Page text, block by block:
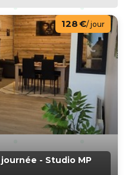
- Studio MP
128 €/ jour